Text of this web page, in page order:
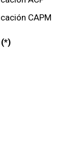
CAPM
(*)